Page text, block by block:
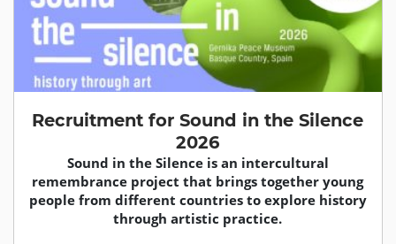
Recruitment for Sound in the Silence
2026
Sound in the Silence is an intercultural
remembrance project that brings together young
people from different countries to explore history
through artistic practice.